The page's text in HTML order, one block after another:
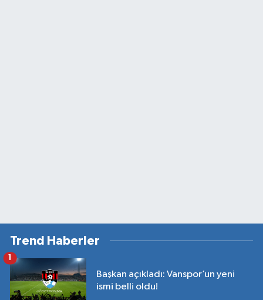
Trend Haberler
Başkan açıkladı: Vanspor’un yeni
ismi belli oldu!
1